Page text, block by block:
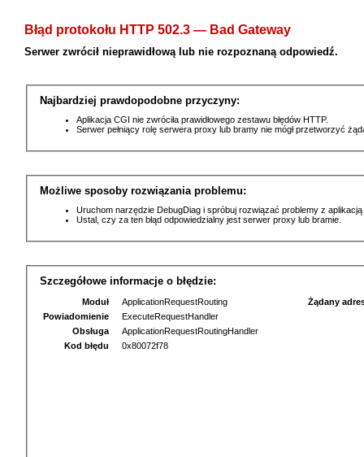
Błąd protokołu HTTP 502.3 — Bad Gateway
Serwer zwrócił nieprawidłową lub nie rozpoznaną odpowiedź.
Najbardziej prawdopodobne przyczyny:
Aplikacja CGI nie zwróciła prawidłowego zestawu błędów HTTP.
Serwer pełniący rolę serwera proxy lub bramy nie mógł przetworzyć
Możliwe sposoby rozwiązania problemu:
Uruchom narzędzie DebugDiag i spróbuj rozwiązać problemy z
Ustal, czy za ten błąd odpowiedzialny jest serwer proxy lub bramie.
Szczegółowe informacje o błędzie:
Moduł
ApplicationRequestRouting
Powiadomienie
ExecuteRequestHandler
Obsługa
ApplicationRequestRoutingHandler
Kod błędu
0x80072f78
Żądany